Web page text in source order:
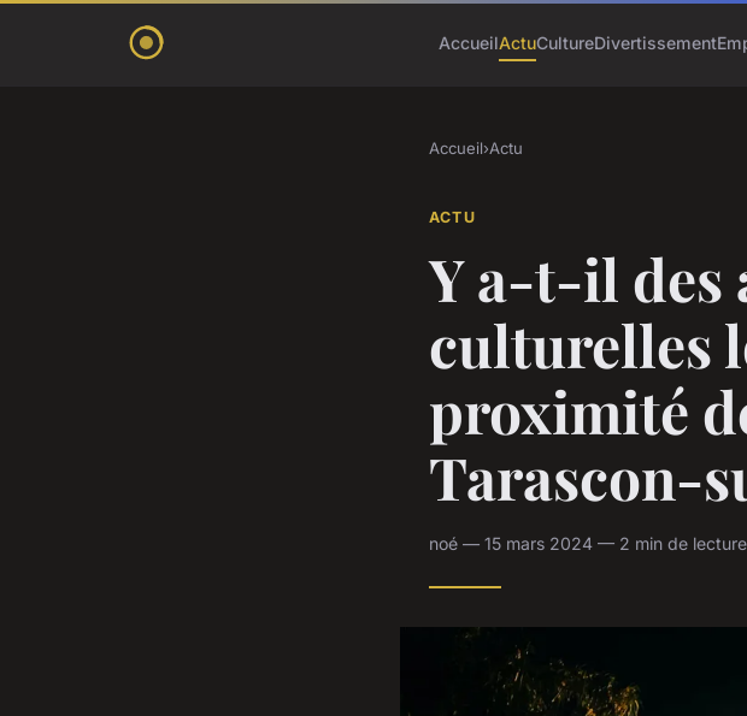
AccueilActuCultureDivertissement
Accueil›Actu
ACTU
Y a-t-il des
culturelles
proximité
Tarascon-
noé — 15 mars 2024 — 2 min de lecture